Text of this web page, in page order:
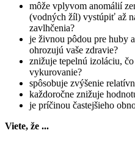
môže vplyvom anomálií
(vodných žíl) vystúpiť až
zavlhčenia?
je živnou pôdou pre huby
ohrozujú vaše zdravie?
znižuje tepelnú izoláciu,
vykurovanie?
spôsobuje zvýšenie
každoročne znižuje
je príčinou častejšieho
Viete, že ...